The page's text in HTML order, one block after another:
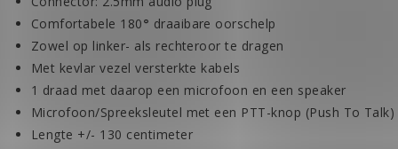
Comfortabele 180° draaibare oorschelp
Zowel op linker- als rechteroor te dragen
Met kevlar vezel versterkte kabels
1 draad met daarop een microfoon en een speaker
Microfoon/Spreeksleutel met een PTT-knop (Push To Talk)
Lengte +/- 130 centimeter